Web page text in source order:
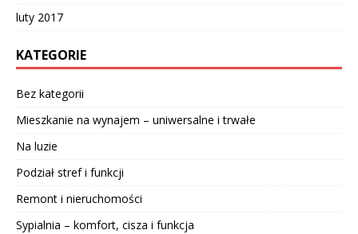
luty 2017
KATEGORIE
Bez kategorii
Mieszkanie na wynajem – uniwersalne i trwałe
Na luzie
Podział stref i funkcji
Remont i nieruchomości
Sypialnia – komfort, cisza i funkcja